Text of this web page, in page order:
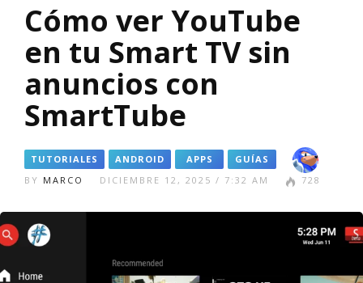
Cómo ver YouTube
en tu Smart TV sin
anuncios con
SmartTube
TUTORIALES ANDROID APPS
GUÍAS
BY MARCO DICIEMBRE 12, 2025 / 7:32 AM 728